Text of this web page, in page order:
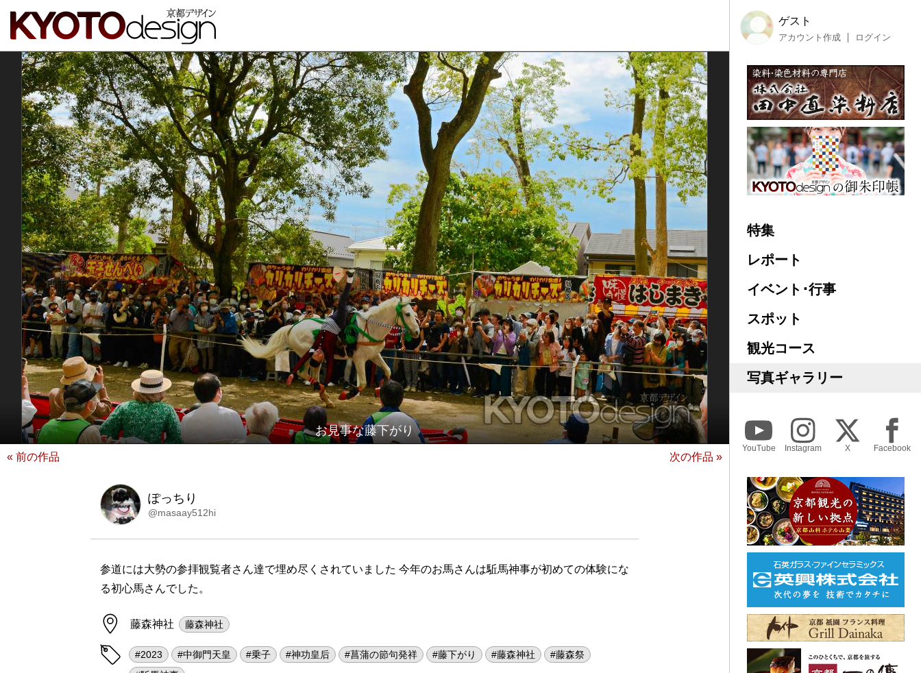
お見事な藤下がり
« 前の作品 次の作品 »
ぽっちり
@masaay512hi
参道には大勢の参拝観覧者さん達で埋め尽くされていました 今年のお馬さんは駈馬神事が初めての体験にな
る初心馬さんでした。
藤森神社 藤森神社
#2023 #中御門天皇 #乗子 #神功皇后 #菖蒲の節句発祥 #藤下がり #藤森神社
#藤森祭
ゲスト
アカウント作成 ログイン
特集
レポート
イベント･行事
スポット
観光コース
写真ギャラリー
YouTube Instagram X Facebook